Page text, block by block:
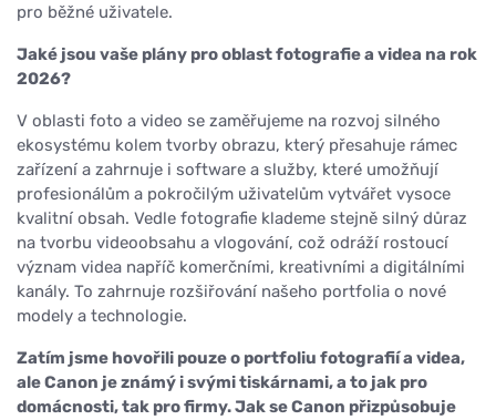
pro běžné uživatele.
Jaké jsou vaše plány pro oblast fotografie a videa na rok
2026?
V oblasti foto a video se zaměřujeme na rozvoj silného
ekosystému kolem tvorby obrazu, který přesahuje rámec
zařízení a zahrnuje i software a služby, které umožňují
profesionálům a pokročilým uživatelům vytvářet vysoce
kvalitní obsah. Vedle fotografie klademe stejně silný důraz
na tvorbu videoobsahu a vlogování, což odráží rostoucí
význam videa napříč komerčními, kreativními a digitálními
kanály. To zahrnuje rozšiřování našeho portfolia o nové
modely a technologie.
Zatím jsme hovořili pouze o portfoliu fotografií a videa,
ale Canon je známý i svými tiskárnami, a to jak pro
domácnosti, tak pro firmy. Jak se Canon přizpůsobuje